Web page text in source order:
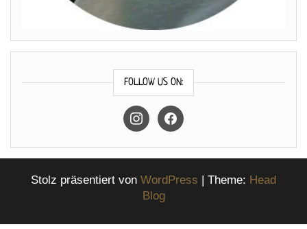
FOLLOW US ON:
instagramfacebook
Stolz präsentiert von WordPress | Theme: Head
Blog